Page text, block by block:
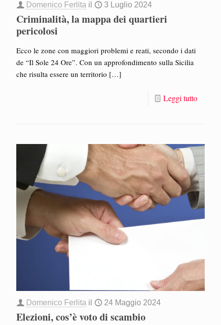
Domenico Ferlita il 3 Luglio 2024
Criminalità, la mappa dei quartieri
pericolosi
Ecco le zone con maggiori problemi e reati, secondo i dati
de “Il Sole 24 Ore”. Con un approfondimento sulla Sicilia
che risulta essere un territorio […]
Leggi tutto
Domenico Ferlita il 24 Maggio 2024
Elezioni, cos’è voto di scambio